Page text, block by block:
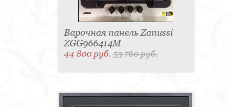
Варочная панель Zanussi
ZGG966414M
44 800 руб.53 760 руб.